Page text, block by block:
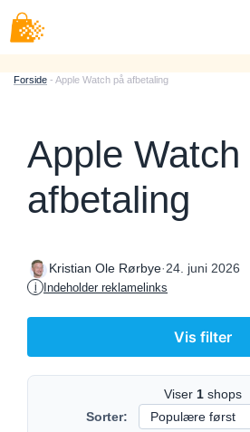
Hop
til
Forside - Apple Watch på afbetaling
Apple Watch
afbetaling
Kristian Ole Rørbye·24. juni 2026
i Indeholder reklamelinks
Vis filter
Viser 1 shops
Sorter: